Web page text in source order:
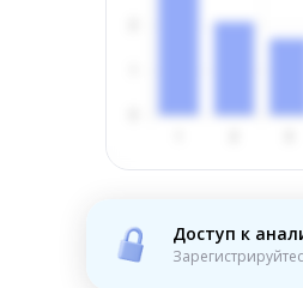
Доступ к